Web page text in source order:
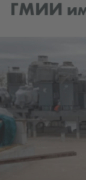
ГМИИ